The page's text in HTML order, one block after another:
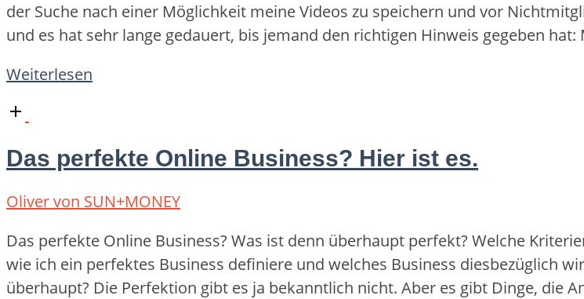
der Suche nach einer Möglichkeit meine Videos zu speichern und vor
und es hat sehr lange gedauert, bis jemand den richtigen Hinweis gegeben hat:
"Mit
Videos
Memberbereiche
schützen
–
so
geht’s!"
Weiterlesen
Open
Das perfekte Online Business? Hier ist es.
Oliver von SUN+MONEY
Das perfekte Online Business? Was ist denn überhaupt perfekt? Welche
wie ich ein perfektes Business definiere und welches Business diesbezüglich
überhaupt? Die Perfektion gibt es ja bekanntlich nicht. Aber es gibt Dinge, die